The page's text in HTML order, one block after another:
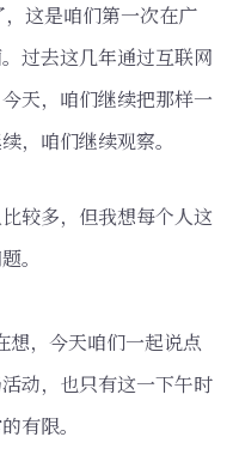
这是咱们第一次在广
过去这几年通过互联网
天，咱们继续把那样一
，咱们继续观察。
较多，但我想每个人这
。
，今天咱们一起说点
动，也只有这一下午时
有限。